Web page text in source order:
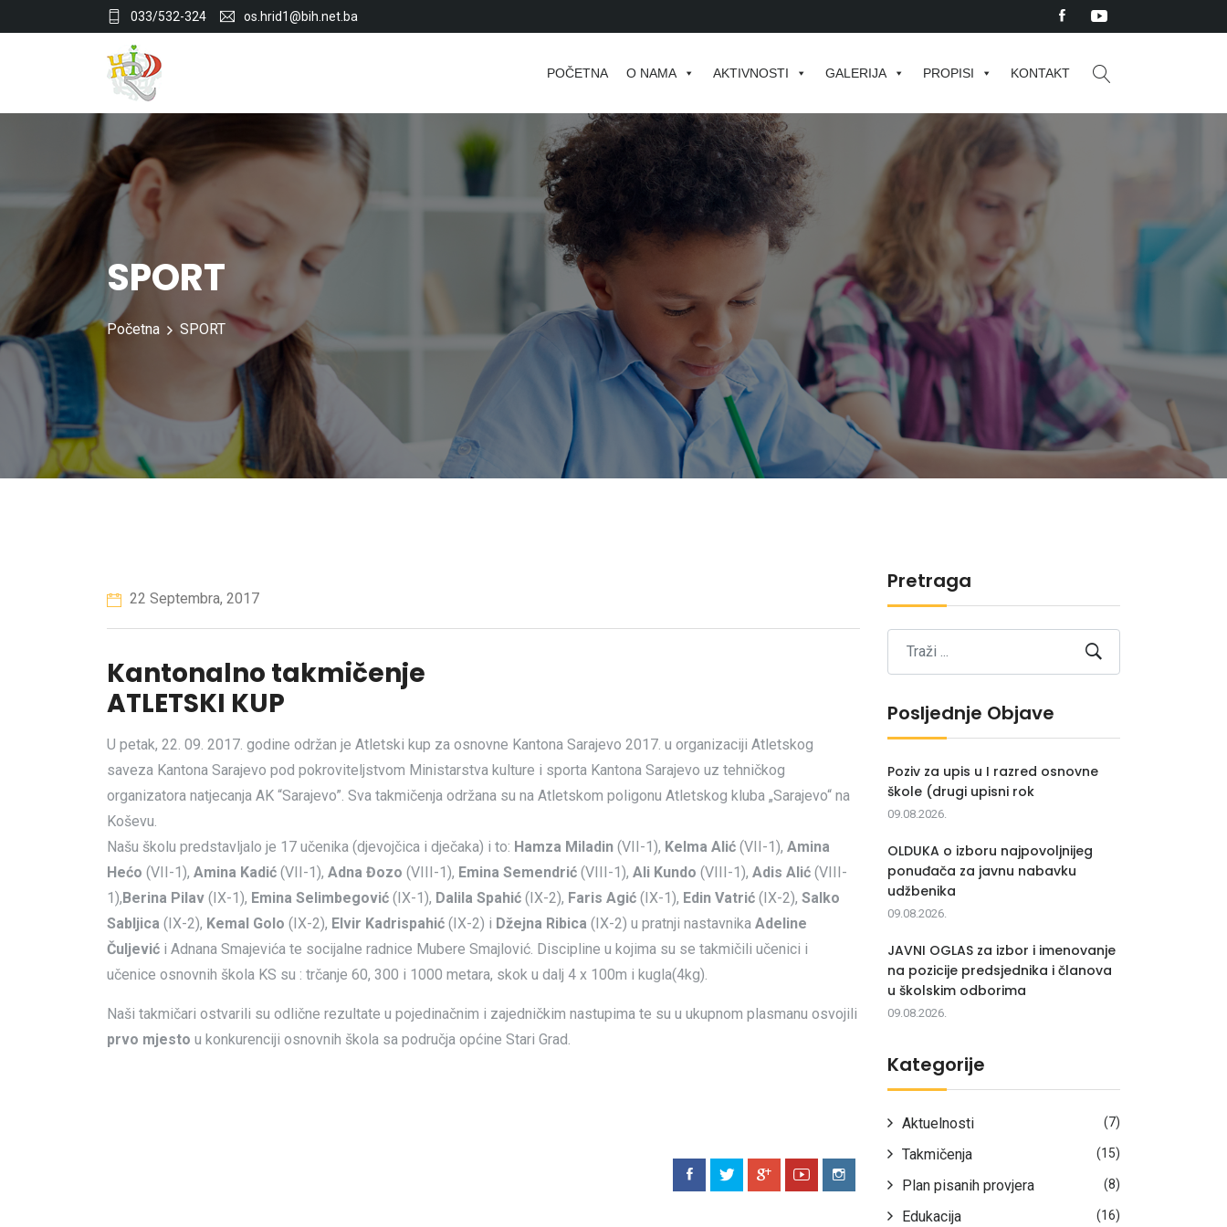
033/532-324 os.hrid1@bih.net.ba
POČETNA O NAMA AKTIVNOSTI GALERIJA PROPISI KONTAKT
SPORT
Početna SPORT
22 Septembra, 2017
Kantonalno takmičenje
ATLETSKI KUP
U petak, 22. 09. 2017. godine održan je Atletski kup za osnovne Kantona Sarajevo 2017. u organizaciji Atletskog
saveza Kantona Sarajevo pod pokroviteljstvom Ministarstva kulture i sporta Kantona Sarajevo uz tehničkog
organizatora natjecanja AK “Sarajevo”. Sva takmičenja održana su na Atletskom poligonu Atletskog kluba „Sarajevo“ na
Koševu.
Našu školu predstavljalo je 17 učenika (djevojčica i dječaka) i to: Hamza Miladin (VII-1), Kelma Alić (VII-1), Amina
Hećo (VII-1), Amina Kadić (VII-1), Adna Đozo (VIII-1), Emina Semendrić (VIII-1), Ali Kundo (VIII-1), Adis Alić (VIII-
1),Berina Pilav (IX-1), Emina Selimbegović (IX-1), Dalila Spahić (IX-2), Faris Agić (IX-1), Edin Vatrić (IX-2), Salko
Sabljica (IX-2), Kemal Golo (IX-2), Elvir Kadrispahić (IX-2) i Džejna Ribica (IX-2) u pratnji nastavnika Adeline
Čuljević i Adnana Smajevića te socijalne radnice Mubere Smajlović. Discipline u kojima su se takmičili učenici i
učenice osnovnih škola KS su : trčanje 60, 300 i 1000 metara, skok u dalj 4 x 100m i kugla(4kg).
Naši takmičari ostvarili su odlične rezultate u pojedinačnim i zajedničkim nastupima te su u ukupnom plasmanu osvojili
prvo mjesto u konkurenciji osnovnih škola sa područja općine Stari Grad.
Pretraga
Posljednje Objave
Poziv za upis u I razred osnovne
škole (drugi upisni rok
09.08.2026.
OLDUKA o izboru najpovoljnijeg
ponuđača za javnu nabavku
udžbenika
09.08.2026.
JAVNI OGLAS za izbor i imenovanje
na pozicije predsjednika i članova
u školskim odborima
09.08.2026.
Kategorije
Aktuelnosti (7)
Takmičenja (15)
Plan pisanih provjera (8)
Edukacija (16)